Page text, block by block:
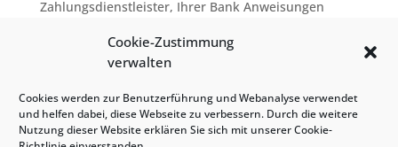
Cookie-Zustimmung
verwalten
Cookies werden zur Benutzerführung und Webanalyse verwendet
und helfen dabei, diese Webseite zu verbessern. Durch die weitere
Nutzung dieser Website erklären Sie sich mit unserer Cookie-
Zahlungsdienstleister, Ihrer Bank Anweisungen
Anweisungen zu senden. Sie haben Anspruch
auf Rückerstattung von Ihrer Bank gemäß den
Bedingungen Ihrer Vereinbarung mit Ihrer
Bank. Eine Rückerstattung muss innerhalb von
8 Wochen ab dem Datum der Belastung Ihres